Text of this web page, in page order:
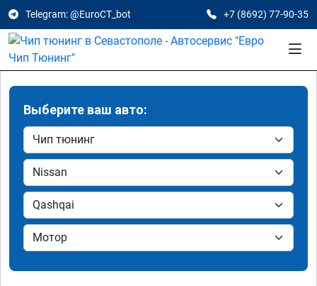
Telegram: @EuroCT_bot +7 (8692) 77-90-35
Выберите ваш авто: